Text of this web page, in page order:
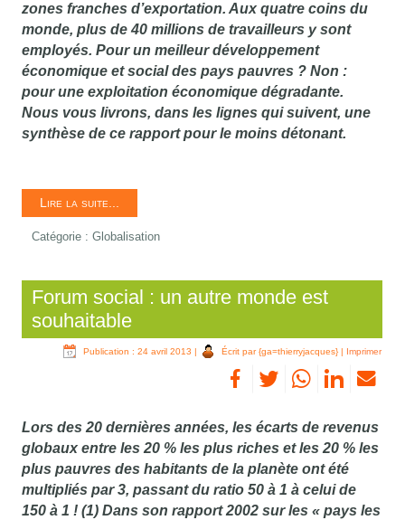
zones franches d’exportation. Aux quatre coins du
monde, plus de 40 millions de travailleurs y sont
employés. Pour un meilleur développement
économique et social des pays pauvres ? Non :
pour une exploitation économique dégradante.
Nous vous livrons, dans les lignes qui suivent, une
synthèse de ce rapport pour le moins détonant.
Lire la suite...
Catégorie :Globalisation
Forum social : un autre monde est
souhaitable
Publication : 24 avril 2013 | Écrit par {ga=thierryjacques} | Imprimer
Lors des 20 dernières années, les écarts de revenus
globaux entre les 20 % les plus riches et les 20 % les
plus pauvres des habitants de la planète ont été
multipliés par 3, passant du ratio 50 à 1 à celui de
150 à 1 ! (1) Dans son rapport 2002 sur les « pays les